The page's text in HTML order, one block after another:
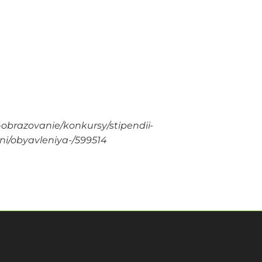
konkursy/stipendii-
obyavleniya-/599514